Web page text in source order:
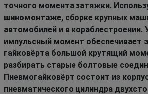
точного момента затяжки.
шиномонтаже, сборке крупных
автомобилей и в кораблестроении.
импульсный момент обеспечивает
гайковёрта большой крутящий
разбирать старые болтовые
Пневмогайковёрт состоит из
пневматического цилиндра